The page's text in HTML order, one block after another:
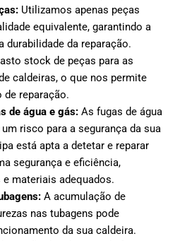
Utilizamos apenas peças
equivalente, garantindo a
durabilidade da reparação.
stock de peças para as
caldeiras, o que nos permite
reparação.
de água e gás: As fugas de água
risco para a segurança da sua
está apta a detetar e reparar
segurança e eficiência,
materiais adequados.
A acumulação de
nas tubagens pode
da sua caldeira.